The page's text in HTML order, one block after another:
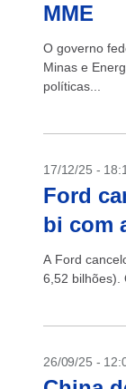
MME
O governo
Minas e
políticas...
17/12/25 -
Ford
bi com
A Ford
6,52 bilhões).
26/09/25 -